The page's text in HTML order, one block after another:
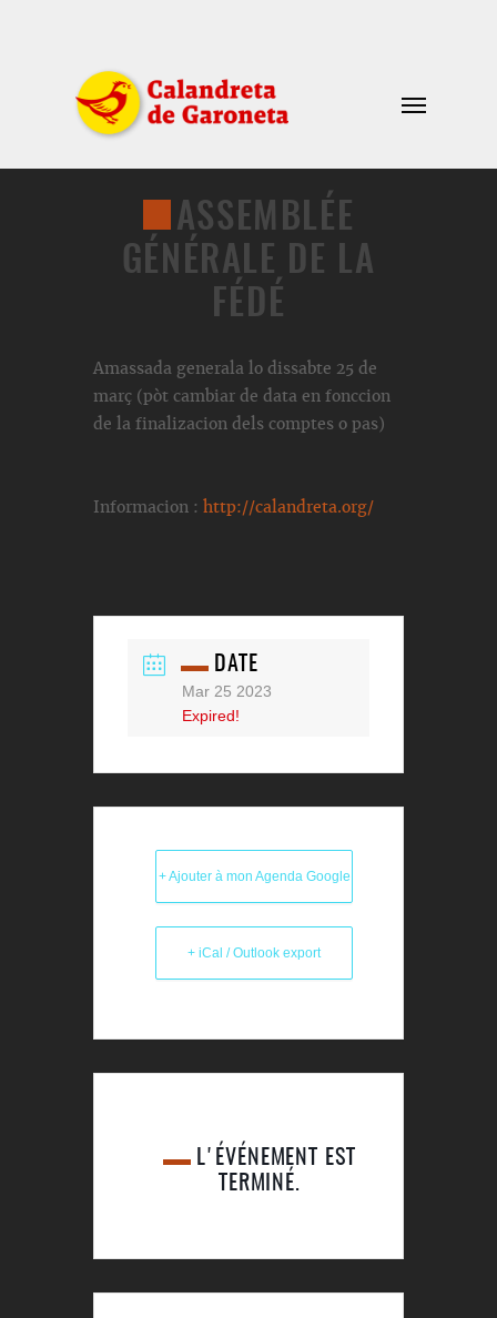
ASSEMBLÉE
GÉNÉRALE DE LA
FÉDÉ
Amassada generala lo dissabte 25 de
març (pòt cambiar de data en fonccion
de la finalizacion dels comptes o pas)
Informacion : http://calandreta.org/
DATE
Mar 25 2023
Expired!
+ Ajouter à mon Agenda Google
+ iCal / Outlook export
L'ÉVÉNEMENT EST
TERMINÉ.